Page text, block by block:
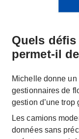
Quels
permet-il
Michelle donne
gestionnaires de
gestion d’une
Les camions
données sans